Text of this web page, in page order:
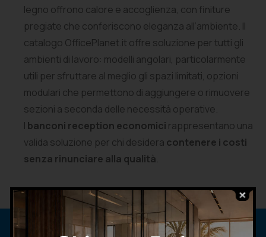
legno offrono calore e accoglienza, con finiture
pregiate che conferiscono eleganza all’ambiente. Il
catalogo OfficePlanet.it offre soluzione per tutti gli
ambienti di lavoro: modelli angolari, particolarmente
utili per sfruttare al meglio gli spazi limitati, opzioni
modulari che permettono di aggiungere o rimuovere
sezioni a seconda delle necessità operative.
I banconi reception economici rappresentano una
valida soluzione per chi desidera contenere i costi
senza rinunciare alla qualità.